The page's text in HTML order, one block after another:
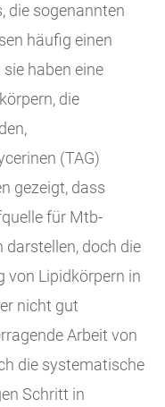
die sogenannten
häufig einen
haben eine
die
(TAG)
gezeigt, dass
für Mtb-
doch die
von Lipidkörpern in
nicht gut
Arbeit von
die systematische
Schritt in